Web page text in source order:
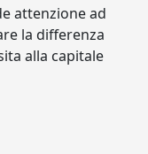
attenzione ad
la differenza
alla capitale